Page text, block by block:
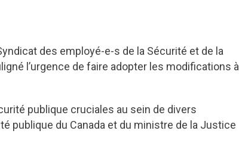
des employé-e-s de la Sécurité et de la
l’urgence de faire adopter les modifications à
publique cruciales au sein de divers
publique du Canada et du ministre de la Justice